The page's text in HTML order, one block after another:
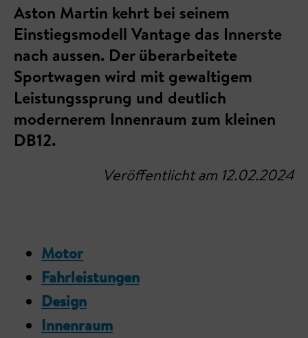
Aston Martin kehrt bei seinem
Einstiegsmodell Vantage das Innerste
nach aussen. Der überarbeitete
Sportwagen wird mit gewaltigem
Leistungssprung und deutlich
modernerem Innenraum zum kleinen
DB12.
Veröffentlicht am 12.02.2024
Motor
Fahrleistungen
Design
Innenraum